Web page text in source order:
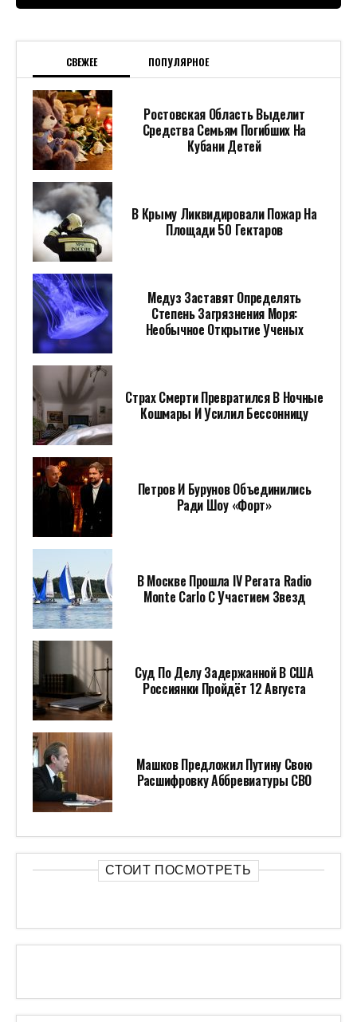
СВЕЖЕЕ ПОПУЛЯРНОЕ
Ростовская Область Выделит
Средства Семьям Погибших На
Кубани Детей
В Крыму Ликвидировали Пожар На
Площади 50 Гектаров
Медуз Заставят Определять
Степень Загрязнения Моря:
Необычное Открытие Ученых
Страх Смерти Превратился В Ночные
Кошмары И Усилил Бессонницу
Петров И Бурунов Объединились
Ради Шоу «Форт»
В Москве Прошла IV Регата Radio
Monte Carlo С Участием Звезд
Суд По Делу Задержанной В США
Россиянки Пройдёт 12 Августа
Машков Предложил Путину Свою
Расшифровку Аббревиатуры СВО
СТОИТ ПОСМОТРЕТЬ